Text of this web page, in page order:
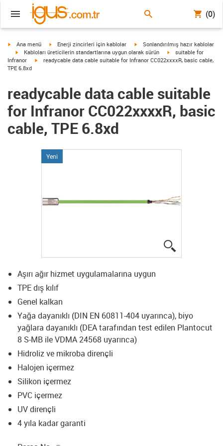
(0)
igus-icon-arrow-right
Ana menü igus-icon-arrow-right
Enerji zincirleri için kablolar igus-icon-arrow-right
Sonlandırılmış hazır kablolar
igus-icon-arrow-right
Kabloları üreticilerin standartlarına uygun olarak sürün igus-icon-arrow-right
suitable for
Infranor
igus-icon-arrow-right
readycable data cable suitable for Infranor CC022xxxxR, basic cable,
TPE 6.8xd
readycable data cable suitable
for Infranor CC022xxxxR, basic
cable, TPE 6.8xd
Yeni
Aşırı ağır hizmet uygulamalarına uygun
TPE dış kılıf
Genel kalkan
Yağa dayanıklı (DIN EN 60811-404 uyarınca), biyo
yağlara dayanıklı (DEA tarafından test edilen Plantocut
8 S-MB ile VDMA 24568 uyarınca)
Hidroliz ve mikroba dirençli
Halojen içermez
Silikon içermez
PVC içermez
UV dirençli
4 yıla kadar garanti